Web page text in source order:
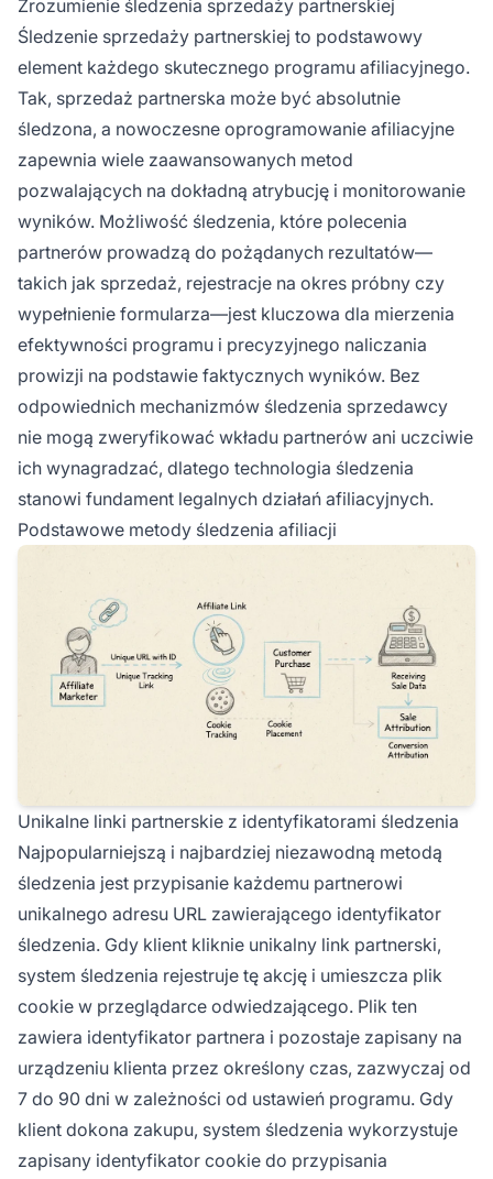
śledzenia, umożliwiając monitorowanie
wyników partnerów i precyzyjne
przypisywanie sprzedaży.
Zrozumienie śledzenia sprzedaży partnerskiej
Śledzenie sprzedaży partnerskiej to podstawowy
element każdego skutecznego programu afiliacyjnego.
Tak, sprzedaż partnerska może być absolutnie
śledzona, a nowoczesne oprogramowanie afiliacyjne
zapewnia wiele zaawansowanych metod
pozwalających na dokładną atrybucję i monitorowanie
wyników. Możliwość śledzenia, które polecenia
partnerów prowadzą do pożądanych rezultatów—
takich jak sprzedaż, rejestracje na okres próbny czy
wypełnienie formularza—jest kluczowa dla mierzenia
efektywności programu i precyzyjnego naliczania
prowizji na podstawie faktycznych wyników. Bez
odpowiednich mechanizmów śledzenia sprzedawcy
nie mogą zweryfikować wkładu partnerów ani uczciwie
ich wynagradzać, dlatego technologia śledzenia
stanowi fundament legalnych działań afiliacyjnych.
Podstawowe metody śledzenia afiliacji
Unikalne linki partnerskie z identyfikatorami śledzenia
Najpopularniejszą i najbardziej niezawodną metodą
śledzenia jest przypisanie każdemu partnerowi
unikalnego adresu URL zawierającego identyfikator
śledzenia. Gdy klient kliknie unikalny link partnerski,
system śledzenia rejestruje tę akcję i umieszcza plik
cookie w przeglądarce odwiedzającego. Plik ten
zawiera identyfikator partnera i pozostaje zapisany na
urządzeniu klienta przez określony czas, zazwyczaj od
7 do 90 dni w zależności od ustawień programu. Gdy
klient dokona zakupu, system śledzenia wykorzystuje
zapisany identyfikator cookie do przypisania